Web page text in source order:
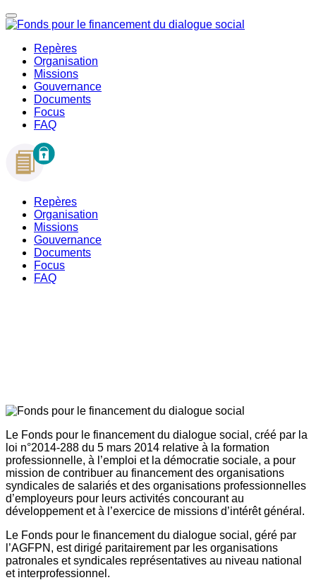
Repères
Organisation
Missions
Gouvernance
Documents
Focus
FAQ
Repères
Organisation
Missions
Gouvernance
Documents
Focus
FAQ
Le Fonds pour le financement du dialogue social, créé par la
loi n°2014-288 du 5 mars 2014 relative à la formation
professionnelle, à l’emploi et la démocratie sociale, a pour
mission de contribuer au financement des organisations
syndicales de salariés et des organisations professionnelles
d’employeurs pour leurs activités concourant au
développement et à l’exercice de missions d’intérêt général.
Le Fonds pour le financement du dialogue social, géré par
l’AGFPN, est dirigé paritairement par les organisations
patronales et syndicales représentatives au niveau national
et interprofessionnel.